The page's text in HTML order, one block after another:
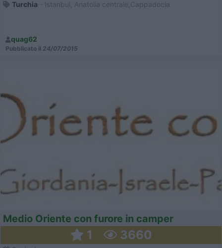
Turchia - Istanbul, Anatolia centrale,Cappadocia
quag62
Pubblicato il 24/07/2015
Medio Oriente con furore in camper
1 3660